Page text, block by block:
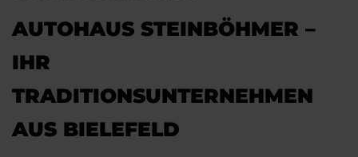
AUTOHAUS STEINBÖHMER –
IHR
TRADITIONSUNTERNEHMEN
AUS BIELEFELD